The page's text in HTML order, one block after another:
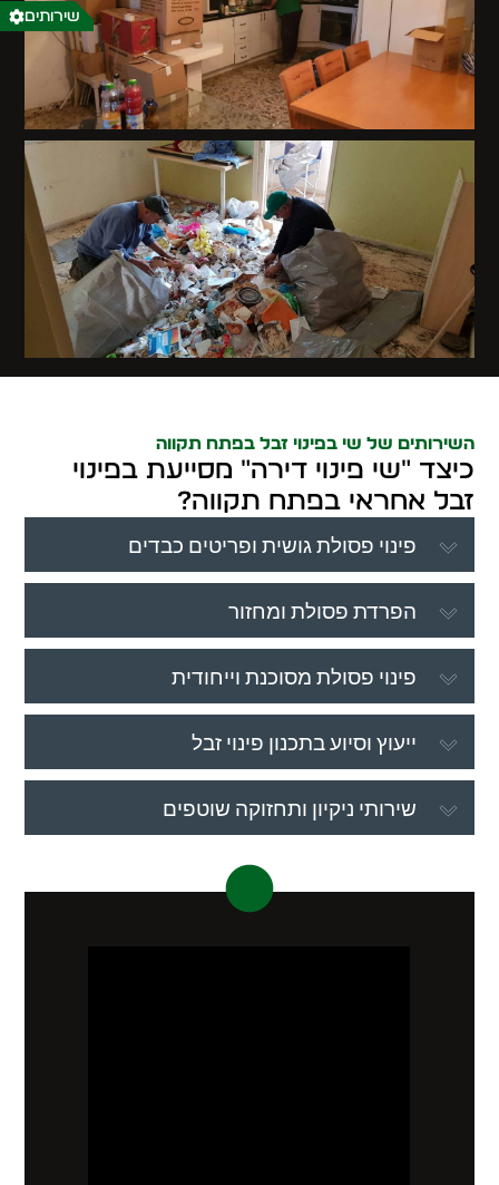
השירותים של שי בפינוי זבל בפתח תקווה
כיצד "שי פינוי דירה" מסייעת בפינוי
זבל אחראי בפתח תקווה?
פינוי פסולת גושית ופריטים כבדים
הפרדת פסולת ומחזור
פינוי פסולת מסוכנת וייחודית
ייעוץ וסיוע בתכנון פינוי זבל
שירותי ניקיון ותחזוקה שוטפים
שירותים